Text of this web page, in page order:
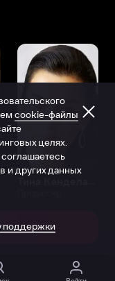
cookie-файлы
целях.
и других данных
поддержки